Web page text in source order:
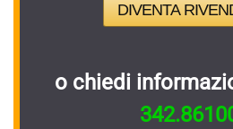
DIVENTA
o chiedi